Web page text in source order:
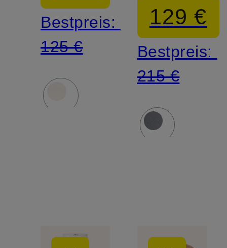
Bestpreis:
125 €
129 €
Bestpreis:
215 €